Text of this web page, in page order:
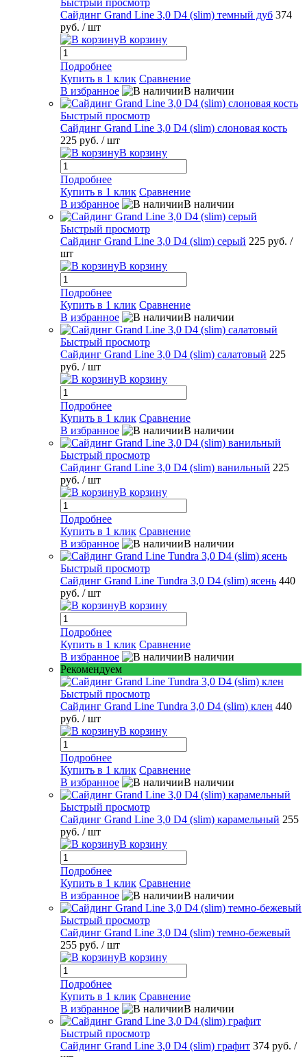
Быстрый просмотр
Сайдинг Grand Line 3,0 D4 (slim) темный дуб 374
руб. / шт
В корзину
Подробнее
Купить в 1 клик Сравнение
В избранное
В наличии
Быстрый просмотр
Сайдинг Grand Line 3,0 D4 (slim) слоновая кость
225 руб. / шт
В корзину
Подробнее
Купить в 1 клик Сравнение
В избранное
В наличии
Быстрый просмотр
Сайдинг Grand Line 3,0 D4 (slim) серый 225 руб. /
шт
В корзину
Подробнее
Купить в 1 клик Сравнение
В избранное
В наличии
Быстрый просмотр
Сайдинг Grand Line 3,0 D4 (slim) салатовый 225
руб. / шт
В корзину
Подробнее
Купить в 1 клик Сравнение
В избранное
В наличии
Быстрый просмотр
Сайдинг Grand Line 3,0 D4 (slim) ванильный 225
руб. / шт
В корзину
Подробнее
Купить в 1 клик Сравнение
В избранное
В наличии
Быстрый просмотр
Сайдинг Grand Line Tundra 3,0 D4 (slim) ясень 440
руб. / шт
В корзину
Подробнее
Купить в 1 клик Сравнение
В избранное
В наличии
Рекомендуем
Быстрый просмотр
Сайдинг Grand Line Tundra 3,0 D4 (slim) клен 440
руб. / шт
В корзину
Подробнее
Купить в 1 клик Сравнение
В избранное
В наличии
Быстрый просмотр
Сайдинг Grand Line 3,0 D4 (slim) карамельный 255
руб. / шт
В корзину
Подробнее
Купить в 1 клик Сравнение
В избранное
В наличии
Быстрый просмотр
Сайдинг Grand Line 3,0 D4 (slim) темно-бежевый
255 руб. / шт
В корзину
Подробнее
Купить в 1 клик Сравнение
В избранное
В наличии
Быстрый просмотр
Сайдинг Grand Line 3,0 D4 (slim) графит 374 руб. /